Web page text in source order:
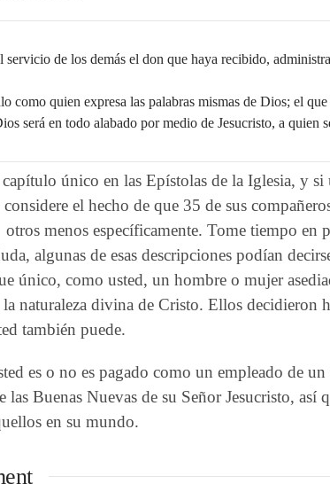
servicio de los demás el don que haya recibido,
como quien expresa las palabras mismas de Dios; el
será en todo alabado por medio de Jesucristo, a quien
único en las Epístolas de la Iglesia, y
el hecho de que 35 de sus
menos específicamente. Tome tiempo en
algunas de esas descripciones podían
único, como usted, un hombre o mujer
naturaleza divina de Cristo. Ellos decidieron
también puede.
es o no es pagado como un empleado de
Buenas Nuevas de su Señor Jesucristo, así
en su mundo.